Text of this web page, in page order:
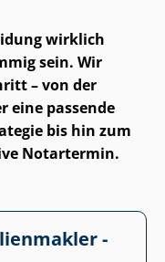
wirklich
sein. Wir
– von der
eine passende
bis hin zum
Notartermin.
-